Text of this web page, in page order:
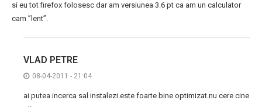
si eu tot firefox folosesc dar am versiunea 3.6 pt ca am un calculator
cam ”lent”.
VLAD PETRE
08-04-2011 - 21:04
ai putea incerca sal instalezi.este foarte bine optimizat.nu cere cine